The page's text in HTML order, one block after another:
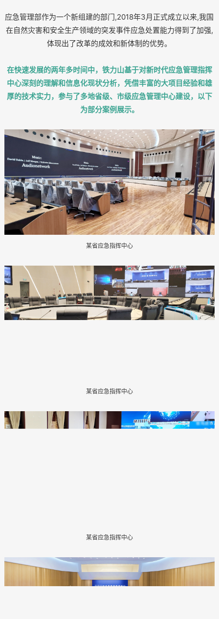
应急管理部作为一个新组建的部门,2018年3月正式成立以来,我国
在自然灾害和安全生产领域的突发事件应急处置能力得到了加强,
体现出了改革的成效和新体制的优势。
在快速发展的两年多时间中，铁力山基于对新时代应急管理指挥
中心深刻的理解和信息化现状分析，凭借丰富的大项目经验和雄
厚的技术实力，参与了多地省级、市级应急管理中心建设，以下
为部分案例展示。
某省应急指挥中心
某省应急指挥中心
某省应急指挥中心